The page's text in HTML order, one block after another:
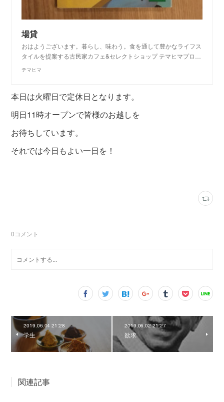
場貸
おはようございます。暮らし、味わう。食を通して豊かなライフス
タイルを提案する古民家カフェ&セレクトショップ テマヒマプロ…
テマヒマ
本日は火曜日で定休日となります。
明日11時オープンで皆様のお越しを
お待ちしています。
それでは今日もよい一日を！
0コメント
2019.06.04 21:28
学生
2019.06.02 21:27
欲求
関連記事